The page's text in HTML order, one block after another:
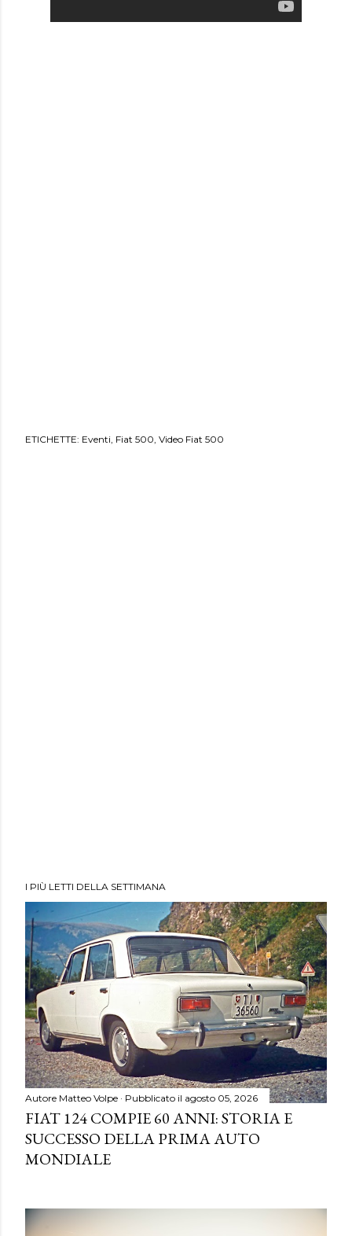
ETICHETTE: Eventi Fiat 500 Video Fiat 500
I PIÙ LETTI DELLA SETTIMANA
Autore Matteo Volpe Pubblicato il agosto 05, 2026
FIAT 124 COMPIE 60 ANNI: STORIA E
SUCCESSO DELLA PRIMA AUTO
MONDIALE